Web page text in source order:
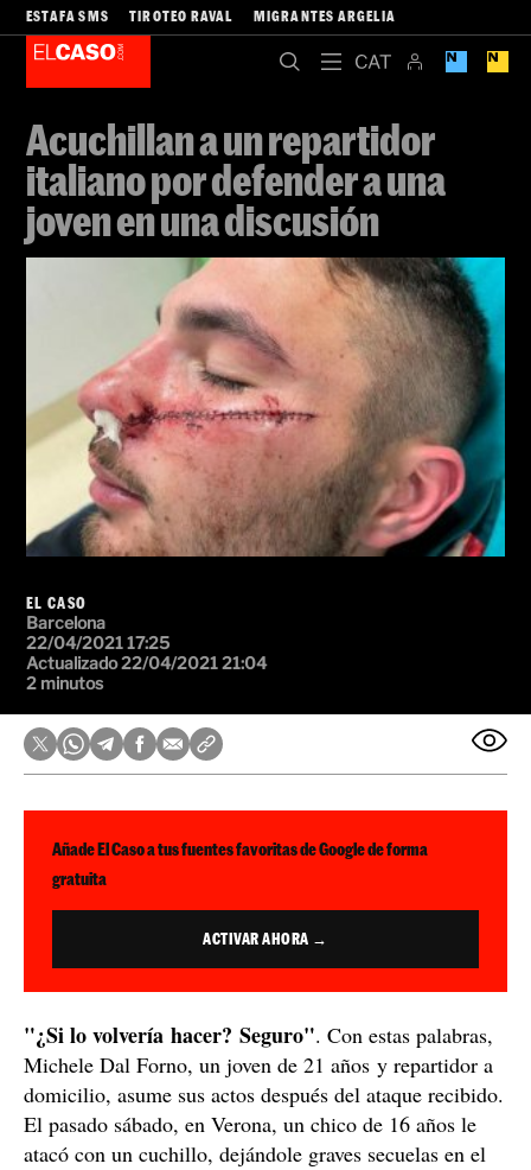
ESTAFA SMS TIROTEO RAVAL MIGRANTES ARGELIA
Acuchillan a un repartidor
italiano por defender a una
joven en una discusión
EL CASO
Barcelona
22/04/2021 17:25
Actualizado 22/04/2021 21:04
2 minutos
Añade El Caso a tus fuentes favoritas de Google de forma
gratuita
ACTIVAR AHORA →
"¿Si lo volvería hacer? Seguro". Con estas palabras,
Michele Dal Forno, un joven de 21 años y repartidor a
domicilio, asume sus actos después del ataque recibido.
El pasado sábado, en Verona, un chico de 16 años le
atacó con un cuchillo, dejándole graves secuelas en el